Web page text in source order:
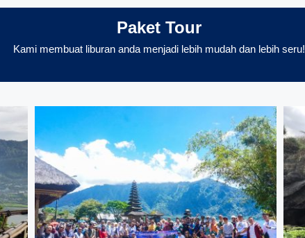
Paket Tour
Kami membuat liburan anda menjadi lebih mudah dan lebih seru!